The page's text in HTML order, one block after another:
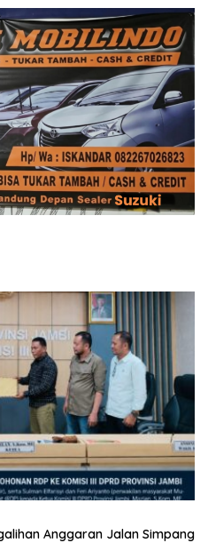
Anggaran Jalan Simpang